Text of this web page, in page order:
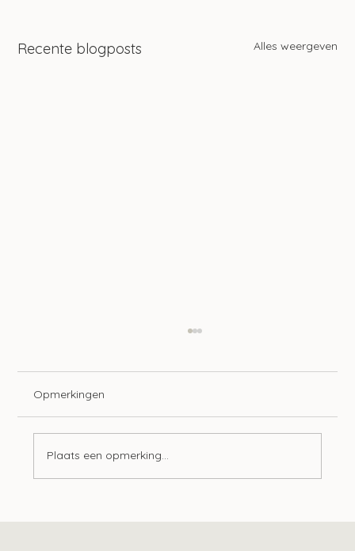
Recente blogposts Alles weergeven
Opmerkingen
Plaats een opmerking...